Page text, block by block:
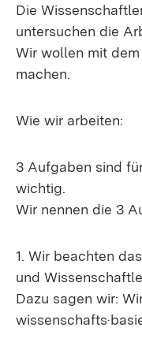
Die
untersuchen die
Wir wollen mit
machen.
Wie wir arbeiten:
3 Aufgaben sind
wichtig.
Wir nennen die 3
1. Wir beachten
und
Dazu sagen wir: